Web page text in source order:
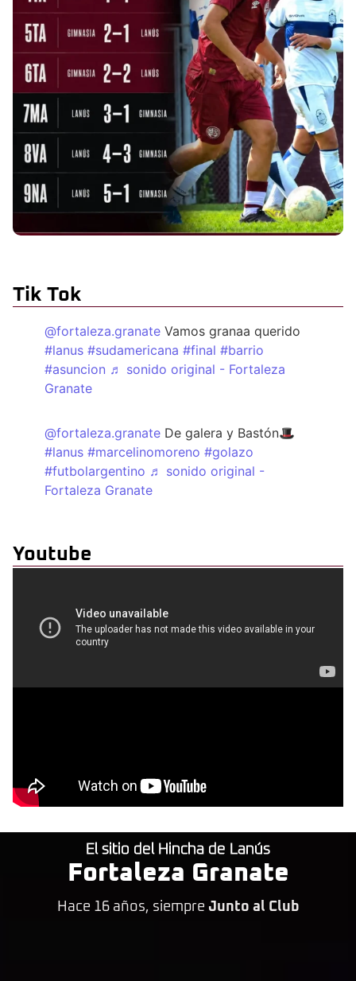
Tik Tok
@fortaleza.granate Vamos granaa querido
#lanus #sudamericana #final #barrio
#asuncion ♬ sonido original - Fortaleza
Granate
@fortaleza.granate De galera y Bastón🎩
#lanus #marcelinomoreno #golazo
#futbolargentino ♬ sonido original -
Fortaleza Granate
Youtube
El sitio del Hincha de Lanús
Fortaleza Granate
Hace 16 años, siempre Junto al Club